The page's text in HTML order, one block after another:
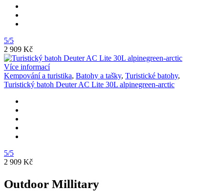
5/5
2 909 Kč
Více informací
Kempování a turistika, Batohy a tašky, Turistické batohy,
Turistický batoh Deuter AC Lite 30L alpinegreen-arctic
5/5
2 909 Kč
Outdoor Millitary